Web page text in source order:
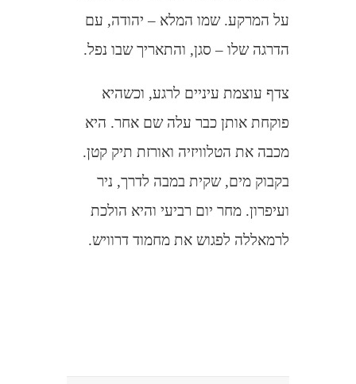
על המרקע. שמו המלא – יהודה, עם
הדרגה שלו – סגן, והתאריך שבו נפל.
צדף עוצמת עיניים לרגע, וכשהיא
פוקחת אותן כבר עלה שם אחר. היא
מכבה את הטלוויזיה ואורזת תיק קטן.
בקבוק מים, שקית במבה לדרך, ניר
ועיפרון. מחר יום רביעי והיא הולכת
לרמאללה לפגוש את מחמוד דרוויש.